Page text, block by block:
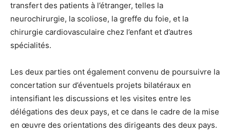
transfert des patients à l’étranger, telles la
neurochirurgie, la scoliose, la greffe du foie, et la
chirurgie cardiovasculaire chez l’enfant et d’autres
spécialités.
Les deux parties ont également convenu de poursuivre la
concertation sur d’éventuels projets bilatéraux en
intensifiant les discussions et les visites entre les
délégations des deux pays, et ce dans le cadre de la mise
en œuvre des orientations des dirigeants des deux pays.